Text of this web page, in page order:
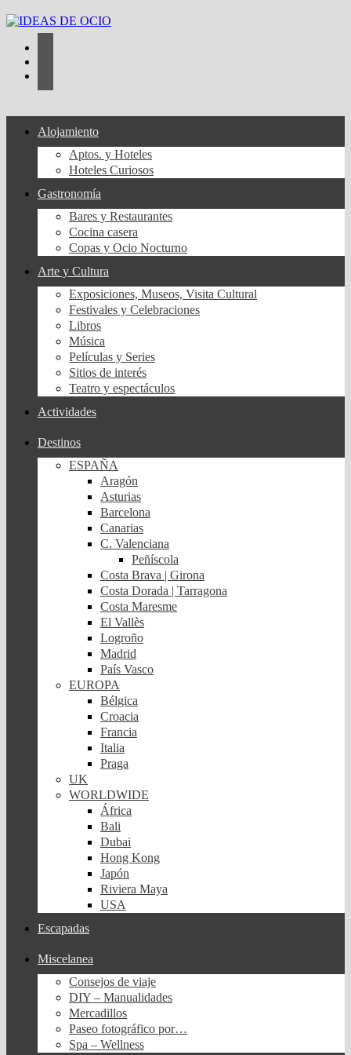
Saltar
al
Alojamiento
Aptos. y Hoteles
Hoteles Curiosos
Gastronomía
Bares y Restaurantes
Cocina casera
Copas y Ocio Nocturno
Arte y Cultura
Exposiciones, Museos, Visita Cultural
Festivales y Celebraciones
Libros
Música
Películas y Series
Sitios de interés
Teatro y espectáculos
Actividades
Destinos
ESPAÑA
Aragón
Asturias
Barcelona
Canarias
C. Valenciana
Peñíscola
Costa Brava | Girona
Costa Dorada | Tarragona
Costa Maresme
El Vallès
Logroño
Madrid
País Vasco
EUROPA
Bélgica
Croacia
Francia
Italia
Praga
UK
WORLDWIDE
África
Bali
Dubai
Hong Kong
Japón
Riviera Maya
USA
Escapadas
Miscelanea
Consejos de viaje
DIY – Manualidades
Mercadillos
Paseo fotográfico por…
Spa – Wellness